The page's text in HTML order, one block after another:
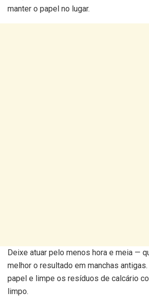
manter o papel no lugar.
Deixe atuar pelo menos hora e meia —
melhor o resultado em manchas
papel e limpe os resíduos de calcário
limpo.